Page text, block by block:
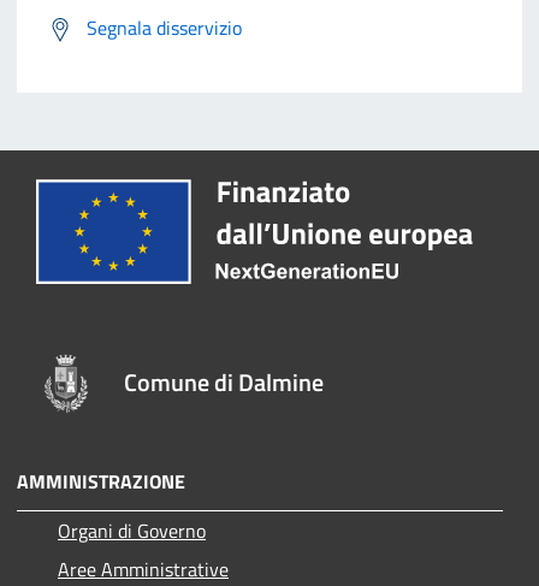
Segnala disservizio
Comune di Dalmine
AMMINISTRAZIONE
Organi di Governo
Aree Amministrative